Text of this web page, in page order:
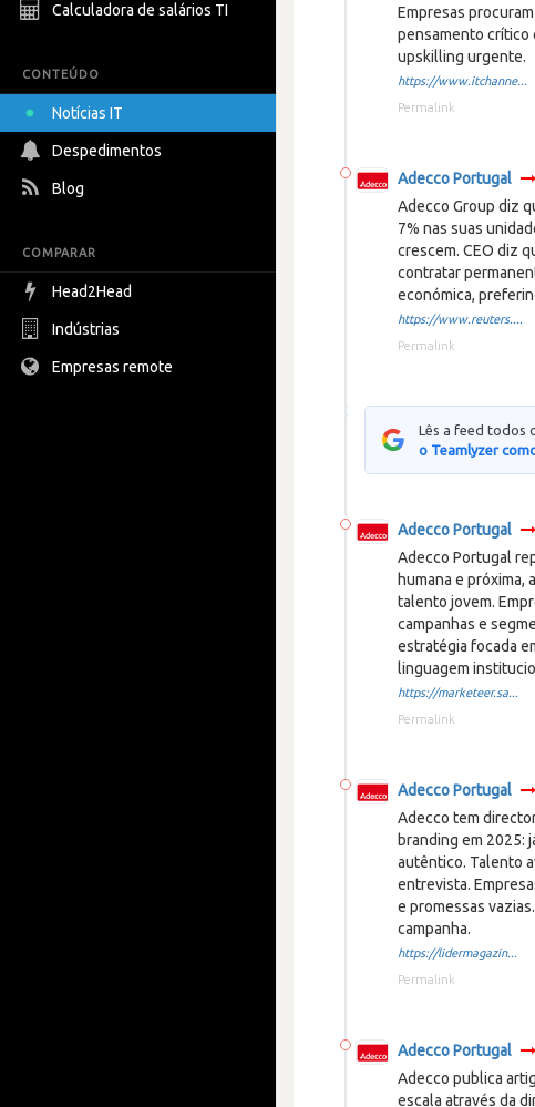
Calculadora de salários TI
CONTEÚDO
Notícias IT
Despedimentos
Blog
COMPARAR
Head2Head
Indústrias
Empresas remote
Empresas
pensamento crítico
upskilling urgente.
https://www.itchanne...
Permalink
Adecco Portugal
Adecco Group diz
7% nas suas
crescem. CEO diz
contratar
económica,
https://www.reuters....
Permalink
Lês a feed todos
o Teamlyzer
Adecco Portugal
Adecco Portugal
humana e próxima,
talento jovem.
campanhas e
estratégia focada
linguagem
https://marketeer.sa...
Permalink
Adecco Portugal
Adecco tem
branding em 2025:
autêntico. Talento
entrevista.
e promessas
campanha.
https://lidermagazin...
Permalink
Adecco Portugal
Adecco publica
escala através da